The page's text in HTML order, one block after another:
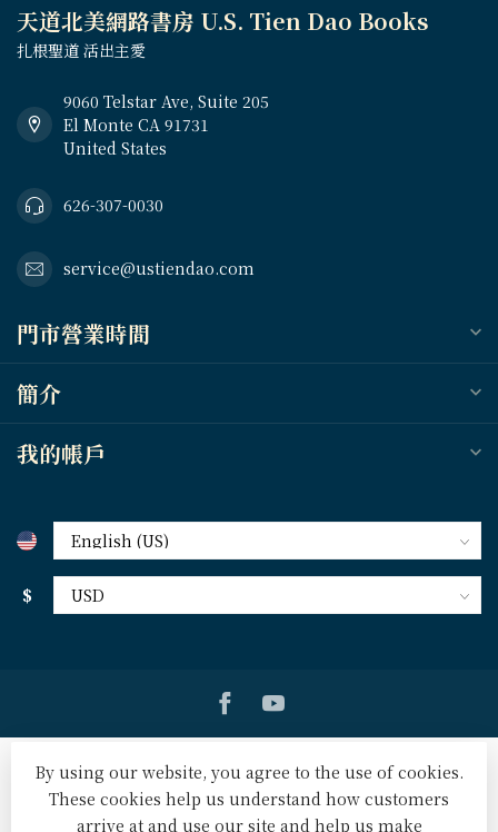
天道北美網路書房 U.S. Tien Dao Books
扎根聖道 活出主愛
9060 Telstar Ave, Suite 205
El Monte CA 91731
United States
626-307-0030
service@ustiendao.com
門市營業時間
簡介
我的帳戶
$
By using our website, you agree to the use of cookies.
These cookies help us understand how customers
arrive at and use our site and help us make